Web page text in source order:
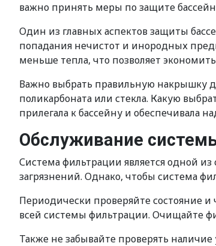
важно принять меры по защите
Один из главных аспектов защиты
попадания нечистот и инородных
меньше тепла, что позволяет
Важно выбрать правильную накрышку
поликарбоната или стекла. Какую
прилегала к бассейну и обеспечивала
Обслуживание
Система фильтрации является одной
загрязнений. Однако, чтобы система
Периодически проверяйте состояние
всей системы фильтрации. Очищайте
Также не забывайте проверять